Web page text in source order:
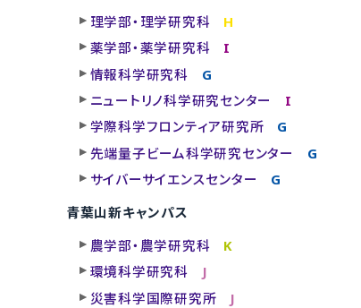
理学部・理学研究科
H
薬学部・薬学研究科
I
情報科学研究科
G
ニュートリノ科学研究センター
I
学際科学フロンティア研究所
G
先端量子ビーム科学研究センター
G
サイバーサイエンスセンター
G
青葉山新キャンパス
農学部・農学研究科
K
環境科学研究科
J
災害科学国際研究所
J